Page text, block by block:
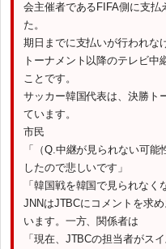
会主催者であるFIFA側に支払
た。
期日までに支払いが行われな
トーナメント以降のテレビ中
ことです。
サッカー韓国代表は、決勝ト
ています。
市民
「（Q.中継が見られない可
したので悲しいです」
「韓国戦を韓国で見られなく
JNNはJTBCにコメントを求
います。一方、関係者は
「現在、JTBCの担当者がス